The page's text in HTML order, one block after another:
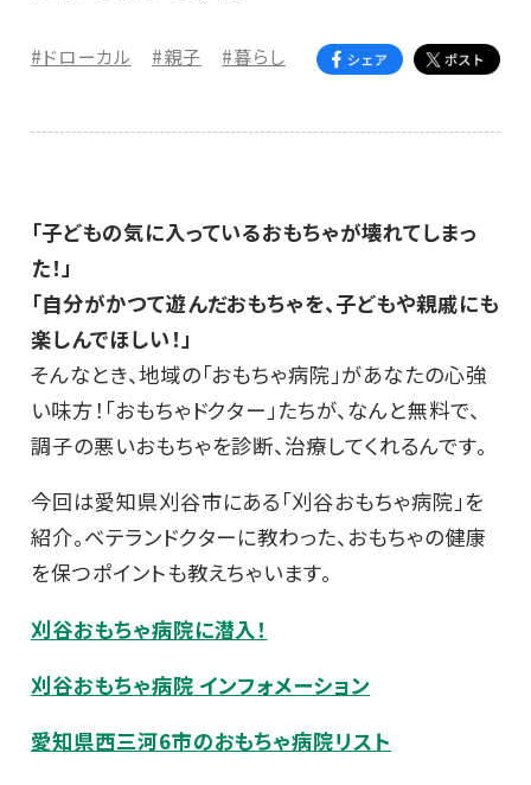
#ドローカル #親子 #暮らし
「子どもの気に入っているおもちゃが壊れてしまっ
た！」
「自分がかつて遊んだおもちゃを、子どもや親戚にも
楽しんでほしい！」
そんなとき、地域の「おもちゃ病院」があなたの心強
い味方！「おもちゃドクター」たちが、なんと無料で、
調子の悪いおもちゃを診断、治療してくれるんです。
今回は愛知県刈谷市にある「刈谷おもちゃ病院」を
紹介。ベテランドクターに教わった、おもちゃの健康
を保つポイントも教えちゃいます。
刈谷おもちゃ病院に潜入！
刈谷おもちゃ病院 インフォメーション
愛知県西三河6市のおもちゃ病院リスト